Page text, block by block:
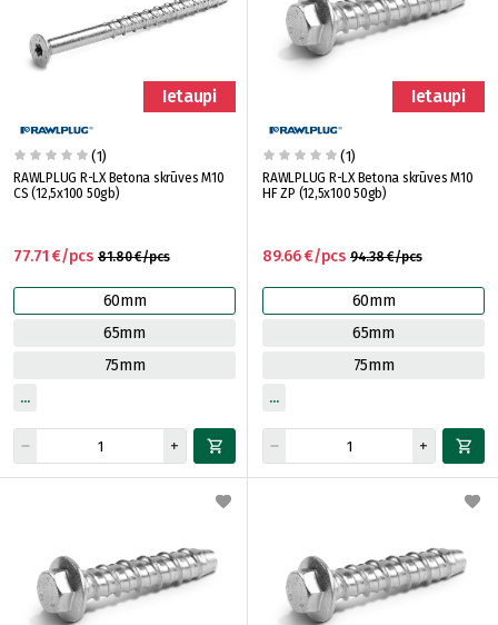
Ietaupi
(1)
RAWLPLUG R-LX Betona skrūves M10
CS (12,5x100 50gb)
81.80 €/pcs
77.71 €/pcs
60mm
65mm
75mm
Ietaupi
(1)
RAWLPLUG R-LX Betona skrūves M10
HF ZP (12,5x100 50gb)
94.38 €/pcs
89.66 €/pcs
60mm
65mm
75mm